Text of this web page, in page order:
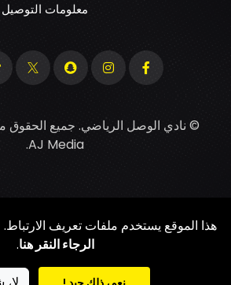
معلومات التوصيل
© نادي الوصل الرياضي. جميع
AJ Media
.
هذا الموقع يستخدم ملفات تعريف
الرجاء النقر هنا.